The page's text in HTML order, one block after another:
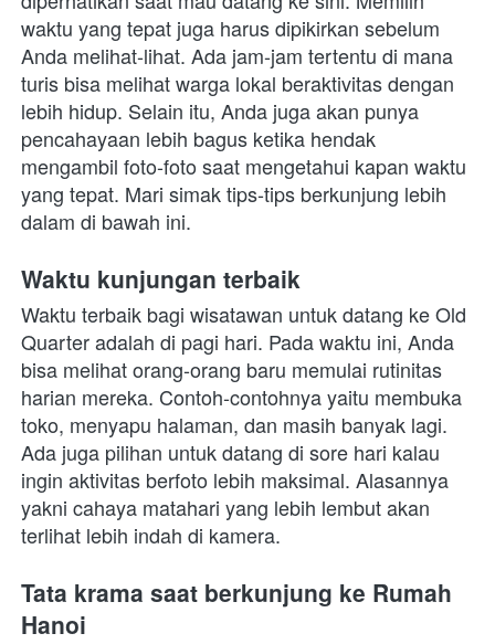
waktu yang tepat juga harus dipikirkan sebelum
Anda melihat-lihat. Ada jam-jam tertentu di mana
turis bisa melihat warga lokal beraktivitas dengan
lebih hidup. Selain itu, Anda juga akan punya
pencahayaan lebih bagus ketika hendak
mengambil foto-foto saat mengetahui kapan waktu
yang tepat. Mari simak tips-tips berkunjung lebih
dalam di bawah ini.
Waktu kunjungan terbaik
Waktu terbaik bagi wisatawan untuk datang ke Old
Quarter adalah di pagi hari. Pada waktu ini, Anda
bisa melihat orang-orang baru memulai rutinitas
harian mereka. Contoh-contohnya yaitu membuka
toko, menyapu halaman, dan masih banyak lagi.
Ada juga pilihan untuk datang di sore hari kalau
ingin aktivitas berfoto lebih maksimal. Alasannya
yakni cahaya matahari yang lebih lembut akan
terlihat lebih indah di kamera.
Tata krama saat berkunjung ke Rumah
Hanoi